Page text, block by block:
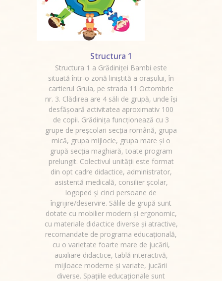
Structura 1
Structura 1 a Grădiniței Bambi este
situată într-o zonă liniştită a oraşului, în
cartierul Gruia, pe strada 11 Octombrie
nr. 3. Clădirea are 4 săli de grupă, unde își
desfășoară activitatea aproximativ 100
de copii. Grădinița funcționează cu 3
grupe de preșcolari secția română, grupa
mică, grupa mijlocie, grupa mare și o
grupă secția maghiară, toate program
prelungit. Colectivul unității este format
din opt cadre didactice, administrator,
asistentă medicală, consilier școlar,
logoped și cinci persoane de
îngrijire/deservire. Sălile de grupă sunt
dotate cu mobilier modern și ergonomic,
cu materiale didactice diverse şi atractive,
recomandate de programa educațională,
cu o varietate foarte mare de jucării,
auxiliare didactice, tablă interactivă,
mijloace moderne şi variate, jucării
diverse. Spațiile educaționale sunt